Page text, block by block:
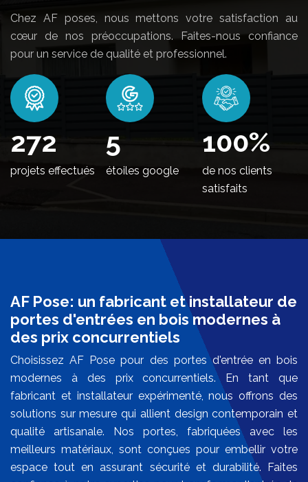
Chez AF poses, nous mettons votre satisfaction au
cœur de nos préoccupations. Faites-nous confiance
pour un service de qualité et professionnel.
336
projets effectués
5
étoiles google
100%
de nos clients
satisfaits
AF Pose: un fabricant et installateur de
portes d'entrées en bois modernes à
des prix concurrentiels
Choisissez AF Pose pour des portes d'entrée en bois
modernes à des prix concurrentiels. En tant que
fabricant et installateur expérimenté, nous offrons des
solutions sur mesure qui allient design contemporain et
qualité artisanale. Nos portes, fabriquées avec les
meilleurs matériaux, sont conçues pour embellir votre
espace tout en assurant sécurité et durabilité. Faites